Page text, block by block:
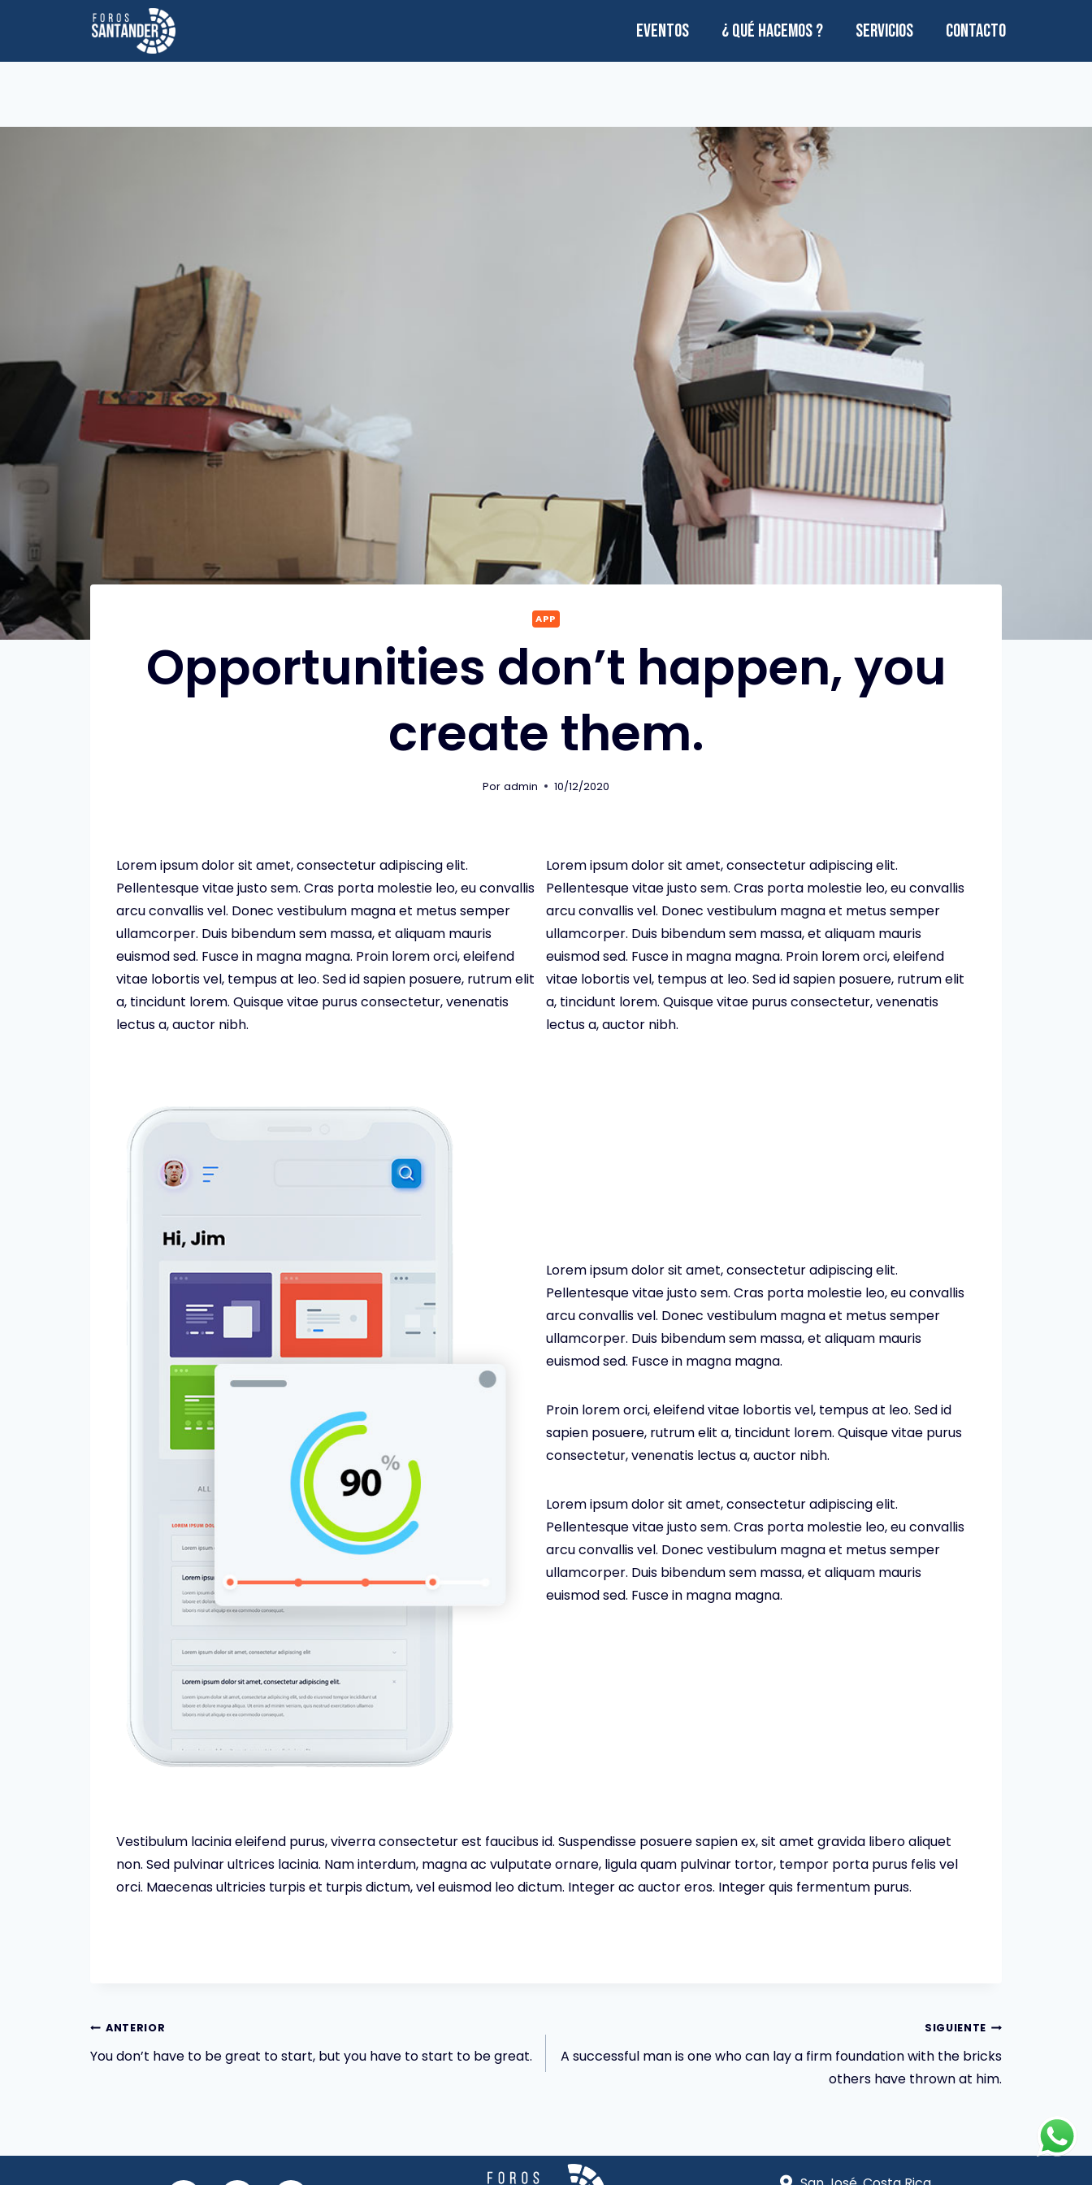
EVENTOS ¿ QUÉ HACEMOS ? SERVICIOS CONTACTO
APP
Opportunities don’t happen, you
create them.
Por admin 10/12/2020
Lorem ipsum dolor sit amet, consectetur adipiscing elit.
Pellentesque vitae justo sem. Cras porta molestie leo, eu convallis
arcu convallis vel. Donec vestibulum magna et metus semper
ullamcorper. Duis bibendum sem massa, et aliquam mauris
euismod sed. Fusce in magna magna. Proin lorem orci, eleifend
vitae lobortis vel, tempus at leo. Sed id sapien posuere, rutrum elit
a, tincidunt lorem. Quisque vitae purus consectetur, venenatis
lectus a, auctor nibh.
Lorem ipsum dolor sit amet, consectetur adipiscing elit.
Pellentesque vitae justo sem. Cras porta molestie leo, eu convallis
arcu convallis vel. Donec vestibulum magna et metus semper
ullamcorper. Duis bibendum sem massa, et aliquam mauris
euismod sed. Fusce in magna magna. Proin lorem orci, eleifend
vitae lobortis vel, tempus at leo. Sed id sapien posuere, rutrum elit
a, tincidunt lorem. Quisque vitae purus consectetur, venenatis
lectus a, auctor nibh.
Lorem ipsum dolor sit amet, consectetur adipiscing elit.
Pellentesque vitae justo sem. Cras porta molestie leo, eu convallis
arcu convallis vel. Donec vestibulum magna et metus semper
ullamcorper. Duis bibendum sem massa, et aliquam mauris
euismod sed. Fusce in magna magna.
Proin lorem orci, eleifend vitae lobortis vel, tempus at leo. Sed id
sapien posuere, rutrum elit a, tincidunt lorem. Quisque vitae purus
consectetur, venenatis lectus a, auctor nibh.
Lorem ipsum dolor sit amet, consectetur adipiscing elit.
Pellentesque vitae justo sem. Cras porta molestie leo, eu convallis
arcu convallis vel. Donec vestibulum magna et metus semper
ullamcorper. Duis bibendum sem massa, et aliquam mauris
euismod sed. Fusce in magna magna.
Vestibulum lacinia eleifend purus, viverra consectetur est faucibus id. Suspendisse posuere sapien ex, sit amet gravida libero aliquet
non. Sed pulvinar ultrices lacinia. Nam interdum, magna ac vulputate ornare, ligula quam pulvinar tortor, tempor porta purus felis vel
orci. Maecenas ultricies turpis et turpis dictum, vel euismod leo dictum. Integer ac auctor eros. Integer quis fermentum purus.
ANTERIOR
You don’t have to be great to start, but you have to start to be great.
SIGUIENTE
A successful man is one who can lay a firm foundation with the bricks
others have thrown at him.